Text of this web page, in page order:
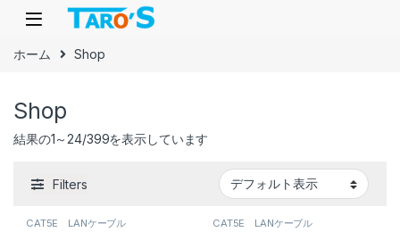
Skip to navigation
Skip to content
ホーム Shop
Shop
結果の1～24/399を表示しています
Filters
CAT5E LANケーブル CAT5E LANケーブル